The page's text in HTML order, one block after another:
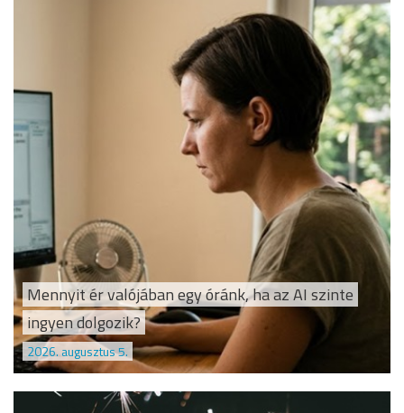
Mennyit ér valójában egy óránk, ha az AI szinte
ingyen dolgozik?
2026. augusztus 5.